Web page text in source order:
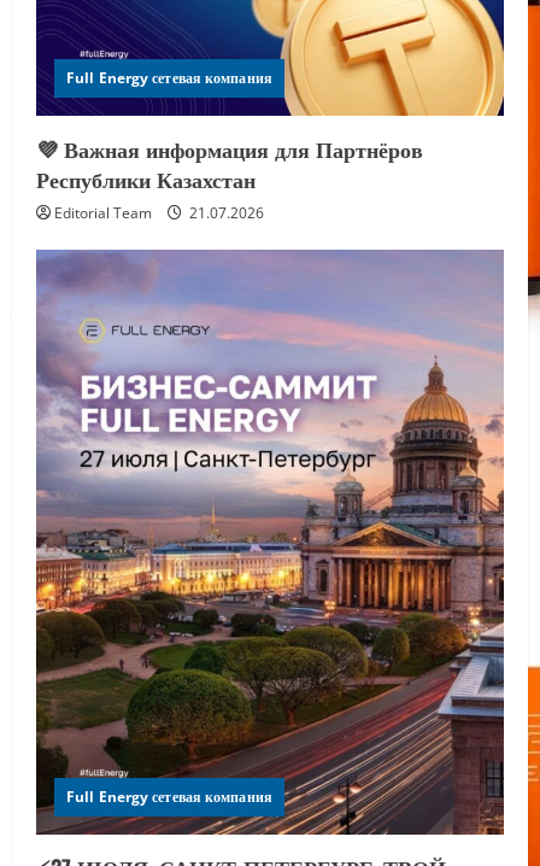
Full Energy сетевая компания
💜 Важная информация для Партнёров
Республики Казахстан
Editorial Team 21.07.2026
Full Energy сетевая компания